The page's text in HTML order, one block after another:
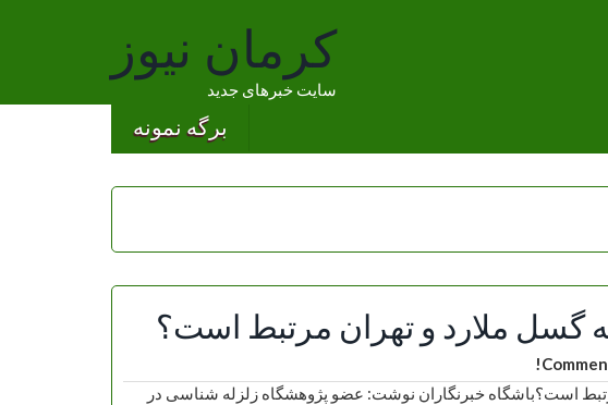
کرمان نیوز
سایت خبرهای جدید
برگه نمونه
گسل ملارد و تهران مرتبط است؟
است؟باشگاه خبرنگاران نوشت: عضو پژوهشگاه زلزله شناسی در